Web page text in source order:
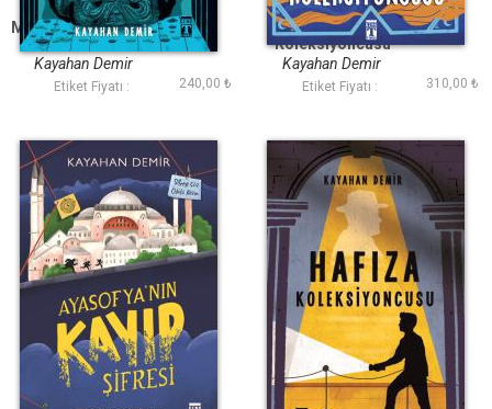
Mona Lisa Senfonisi
Kayahan Demir
Etiket Fiyatı : 240,00 ₺
Evvel Zaman
Koleksiyoncusu
Kayahan Demir
Etiket Fiyatı : 310,00 ₺